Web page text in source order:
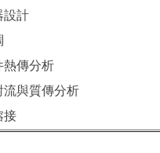
設計
熱傳分析
流與質傳分析
接